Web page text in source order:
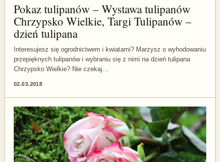
Pokaz tulipanów – Wystawa tulipanów
Chrzypsko Wielkie, Targi Tulipanów –
dzień tulipana
Interesujesz się ogrodnictwem i kwiatami? Marzysz o wyhodowaniu
przepięknych tulipanów i wybraniu się z nimi na dzień tulipana
Chrzypsko Wielkie? Nie czekaj…
02.03.2018